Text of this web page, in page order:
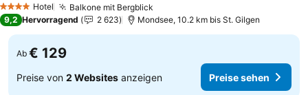
4 Sterne Hotel Balkone mit Bergblick
9,2 Hervorragend 2 623 Mondsee, 10.2 km bis St. Gilgen
Ab € 129
Preise von 2 Websites anzeigen Preise sehen